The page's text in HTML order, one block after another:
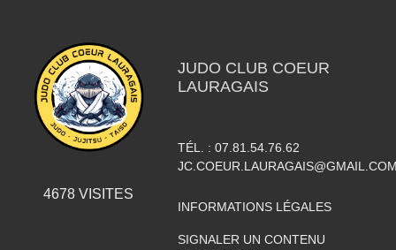
4678 VISITES
JUDO CLUB COEUR
LAURAGAIS
TÉL. : 07.81.54.76.62
INFORMATIONS LÉGALES
SIGNALER UN CONTENU